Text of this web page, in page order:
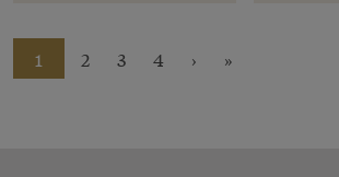
1 2 3 4 › »